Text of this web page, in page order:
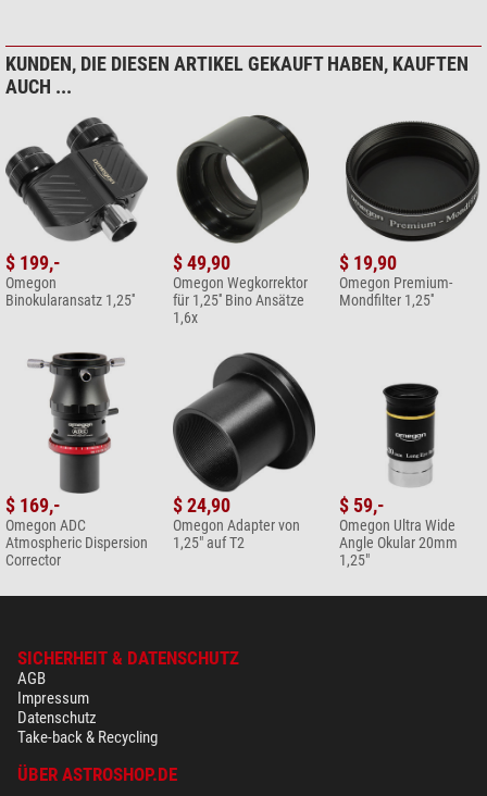
KUNDEN, DIE DIESEN ARTIKEL GEKAUFT HABEN, KAUFTEN
AUCH ...
$ 199,-
Omegon
Binokularansatz 1,25''
$ 49,90
Omegon Wegkorrektor
für 1,25'' Bino Ansätze
1,6x
$ 19,90
Omegon Premium-
Mondfilter 1,25''
$ 169,-
Omegon ADC
Atmospheric Dispersion
Corrector
$ 24,90
Omegon Adapter von
1,25" auf T2
$ 59,-
Omegon Ultra Wide
Angle Okular 20mm
1,25"
SICHERHEIT & DATENSCHUTZ
AGB
Impressum
Datenschutz
Take-back & Recycling
ÜBER ASTROSHOP.DE